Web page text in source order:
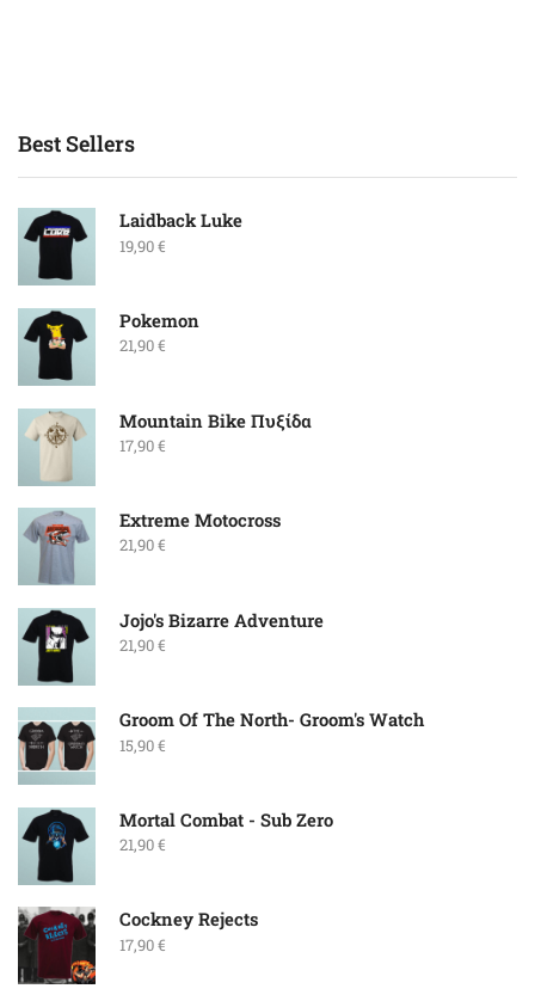
Best Sellers
Laidback Luke
19,90€
Pokemon
21,90€
Mountain Bike Πυξίδα
17,90€
Extreme Motocross
21,90€
Jojo's Bizarre Adventure
21,90€
Groom Of The North- Groom's Watch
15,90€
Mortal Combat - Sub Zero
21,90€
Cockney Rejects
17,90€